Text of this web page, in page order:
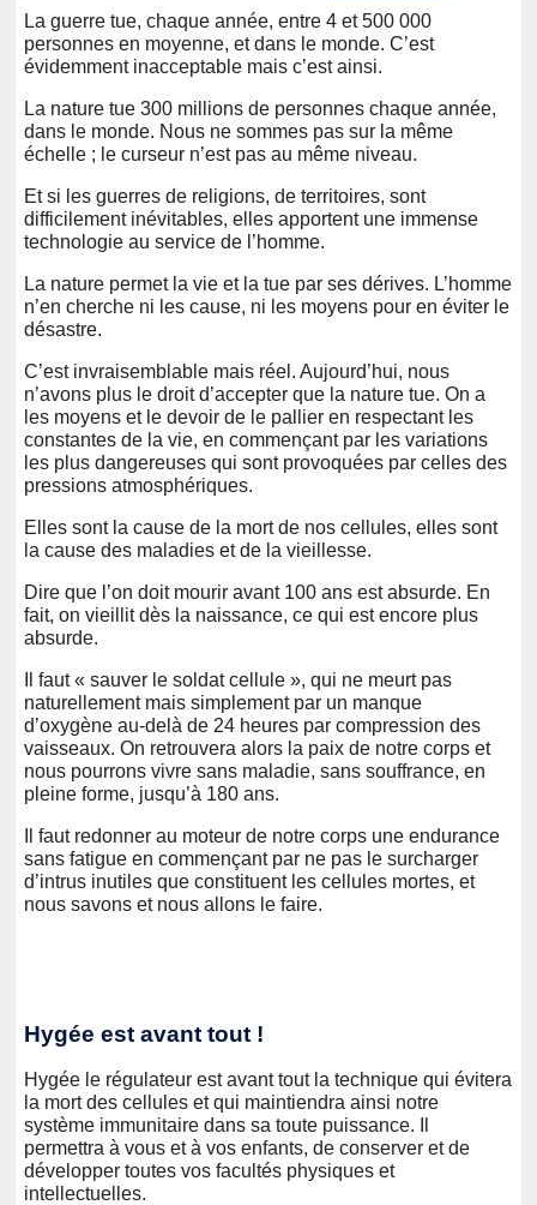
La guerre tue, chaque année, entre 4 et 500 000
personnes en moyenne, et dans le monde. C’est
évidemment inacceptable mais c’est ainsi.
La nature tue 300 millions de personnes chaque année,
dans le monde. Nous ne sommes pas sur la même
échelle ; le curseur n’est pas au même niveau.
Et si les guerres de religions, de territoires, sont
difficilement inévitables, elles apportent une immense
technologie au service de l’homme.
La nature permet la vie et la tue par ses dérives. L’homme
n’en cherche ni les cause, ni les moyens pour en éviter le
désastre.
C’est invraisemblable mais réel. Aujourd’hui, nous
n’avons plus le droit d’accepter que la nature tue. On a
les moyens et le devoir de le pallier en respectant les
constantes de la vie, en commençant par les variations
les plus dangereuses qui sont provoquées par celles des
pressions atmosphériques.
Elles sont la cause de la mort de nos cellules, elles sont
la cause des maladies et de la vieillesse.
Dire que l’on doit mourir avant 100 ans est absurde. En
fait, on vieillit dès la naissance, ce qui est encore plus
absurde.
Il faut « sauver le soldat cellule », qui ne meurt pas
naturellement mais simplement par un manque
d’oxygène au-delà de 24 heures par compression des
vaisseaux. On retrouvera alors la paix de notre corps et
nous pourrons vivre sans maladie, sans souffrance, en
pleine forme, jusqu’à 180 ans.
Il faut redonner au moteur de notre corps une endurance
sans fatigue en commençant par ne pas le surcharger
d’intrus inutiles que constituent les cellules mortes, et
nous savons et nous allons le faire.
Hygée est avant tout !
Hygée le régulateur est avant tout la technique qui évitera
la mort des cellules et qui maintiendra ainsi notre
système immunitaire dans sa toute puissance. Il
permettra à vous et à vos enfants, de conserver et de
développer toutes vos facultés physiques et
intellectuelles.